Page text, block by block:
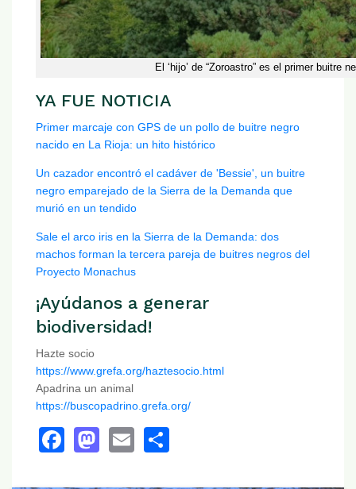
El ‘hijo’ de “Zoroastro” es el primer buitre
YA FUE NOTICIA
Primer marcaje con GPS de un pollo de buitre negro
nacido en La Rioja: un hito histórico
Un cazador encontró el cadáver de 'Bessie', un buitre
negro emparejado de la Sierra de la Demanda que
murió en un tendido
Sale el arco iris en la Sierra de la Demanda: dos
machos forman la tercera pareja de buitres negros del
Proyecto Monachus
¡Ayúdanos a generar
biodiversidad!
Hazte socio
https://www.grefa.org/haztesocio.html
Apadrina un animal
https://buscopadrino.grefa.org/
Facebook
Mastodon
Email